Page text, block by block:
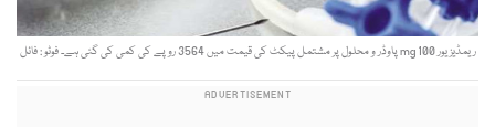
ریمڈیزیور 100 mg پاوڈر و محلول پر مشتمل پیکٹ کی قیمت میں 3564 روپے کی کمی کی گئی ہے۔ فوٹو : فائل